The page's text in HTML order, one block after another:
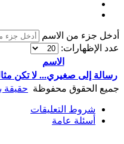
أدخل جزء من الاسم
عدد الإظهارات:
الاسم
رسالة إلى صغيري... لا تكن
جميع الحقوق محفوظة حقيقة
شروط التعليقات
أسئلة عامة